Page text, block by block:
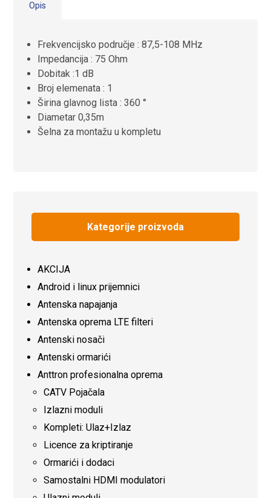
Opis
Frekvencijsko područje : 87,5-108 MHz
Impedancija : 75 Ohm
Dobitak :1 dB
Broj elemenata : 1
Širina glavnog lista : 360 °
Diametar 0,35m
Šelna za montažu u kompletu
Kategorije proizvoda
AKCIJA
Android i linux prijemnici
Antenska napajanja
Antenska oprema LTE filteri
Antenski nosači
Antenski ormarići
Anttron profesionalna oprema
CATV Pojačala
Izlazni moduli
Kompleti: Ulaz+Izlaz
Licence za kriptiranje
Ormarići i dodaci
Samostalni HDMI modulatori